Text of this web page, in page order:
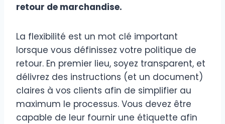
retour de marchandise.
La flexibilité est un mot clé important
lorsque vous définissez votre politique de
retour. En premier lieu, soyez transparent, et
délivrez des instructions (et un document)
claires à vos clients afin de simplifier au
maximum le processus. Vous devez être
capable de leur fournir une étiquette afin